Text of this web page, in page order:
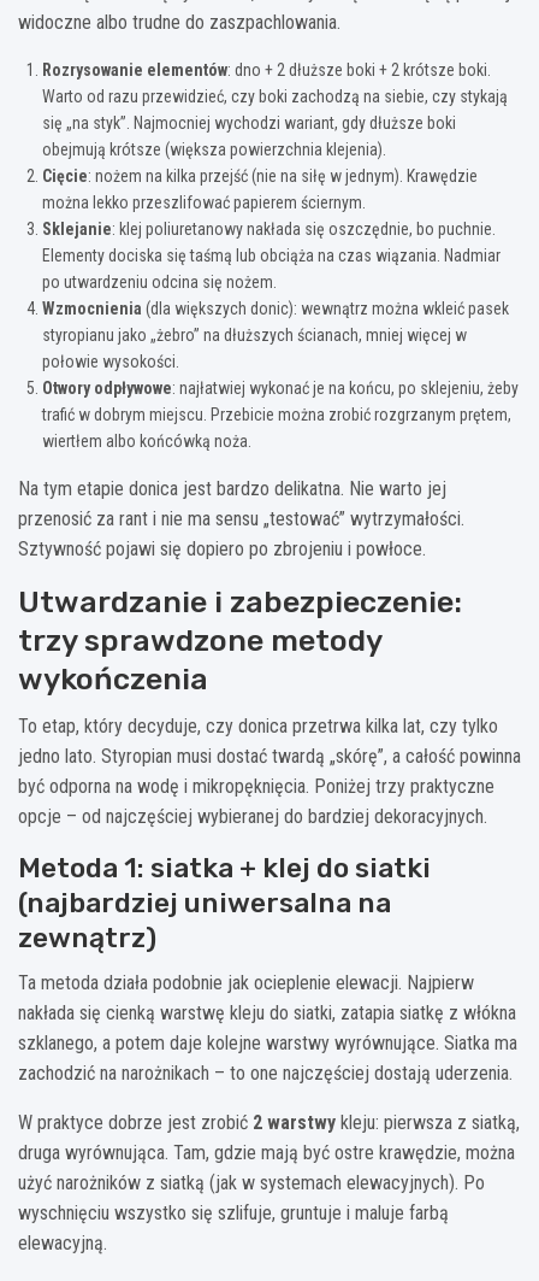
widoczne albo trudne do zaszpachlowania.
Rozrysowanie elementów: dno + 2 dłuższe boki + 2 krótsze boki.
Warto od razu przewidzieć, czy boki zachodzą na siebie, czy stykają
się „na styk”. Najmocniej wychodzi wariant, gdy dłuższe boki
obejmują krótsze (większa powierzchnia klejenia).
Cięcie: nożem na kilka przejść (nie na siłę w jednym). Krawędzie
można lekko przeszlifować papierem ściernym.
Sklejanie: klej poliuretanowy nakłada się oszczędnie, bo puchnie.
Elementy dociska się taśmą lub obciąża na czas wiązania. Nadmiar
po utwardzeniu odcina się nożem.
Wzmocnienia (dla większych donic): wewnątrz można wkleić pasek
styropianu jako „żebro” na dłuższych ścianach, mniej więcej w
połowie wysokości.
Otwory odpływowe: najłatwiej wykonać je na końcu, po sklejeniu, żeby
trafić w dobrym miejscu. Przebicie można zrobić rozgrzanym prętem,
wiertłem albo końcówką noża.
Na tym etapie donica jest bardzo delikatna. Nie warto jej
przenosić za rant i nie ma sensu „testować” wytrzymałości.
Sztywność pojawi się dopiero po zbrojeniu i powłoce.
Utwardzanie i zabezpieczenie:
trzy sprawdzone metody
wykończenia
To etap, który decyduje, czy donica przetrwa kilka lat, czy tylko
jedno lato. Styropian musi dostać twardą „skórę”, a całość powinna
być odporna na wodę i mikropęknięcia. Poniżej trzy praktyczne
opcje – od najczęściej wybieranej do bardziej dekoracyjnych.
Metoda 1: siatka + klej do siatki
(najbardziej uniwersalna na
zewnątrz)
Ta metoda działa podobnie jak ocieplenie elewacji. Najpierw
nakłada się cienką warstwę kleju do siatki, zatapia siatkę z włókna
szklanego, a potem daje kolejne warstwy wyrównujące. Siatka ma
zachodzić na narożnikach – to one najczęściej dostają uderzenia.
W praktyce dobrze jest zrobić 2 warstwy kleju: pierwsza z siatką,
druga wyrównująca. Tam, gdzie mają być ostre krawędzie, można
użyć narożników z siatką (jak w systemach elewacyjnych). Po
wyschnięciu wszystko się szlifuje, gruntuje i maluje farbą
elewacyjną.